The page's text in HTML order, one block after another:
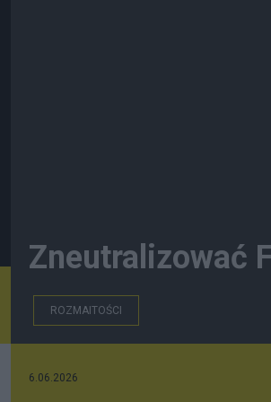
Zneutralizować
ROZMAITOŚCI
6.06.2026